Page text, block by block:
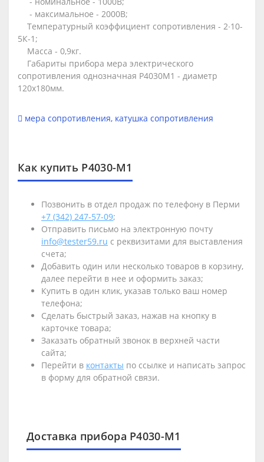
- максимальное - 2000В;
Температурный коэффициент сопротивления - 2∙10-
5К-1;
Масса - 0,9кг.
Габариты прибора мера электрического
сопротивления однозначная Р4030М1 - диаметр
120х180мм.
мера сопротивления, катушка сопротивления
Как купить Р4030-М1
Позвонить в отдел продаж по телефону в Перми
+7 (342) 247-57-09;
Отправить письмо на электронную почту
info@tester59.ru с реквизитами для выставления
счета;
Добавить один или несколько товаров в корзину,
далее перейти в нее и оформить заказ;
Купить в один клик, указав только ваш номер
телефона;
Сделать быстрый заказ, нажав на кнопку в
карточке товара;
Заказать обратный звонок в верхней части
сайта;
Перейти в контакты по ссылке и написать запрос
в форму для обратной связи.
Доставка прибора Р4030-М1